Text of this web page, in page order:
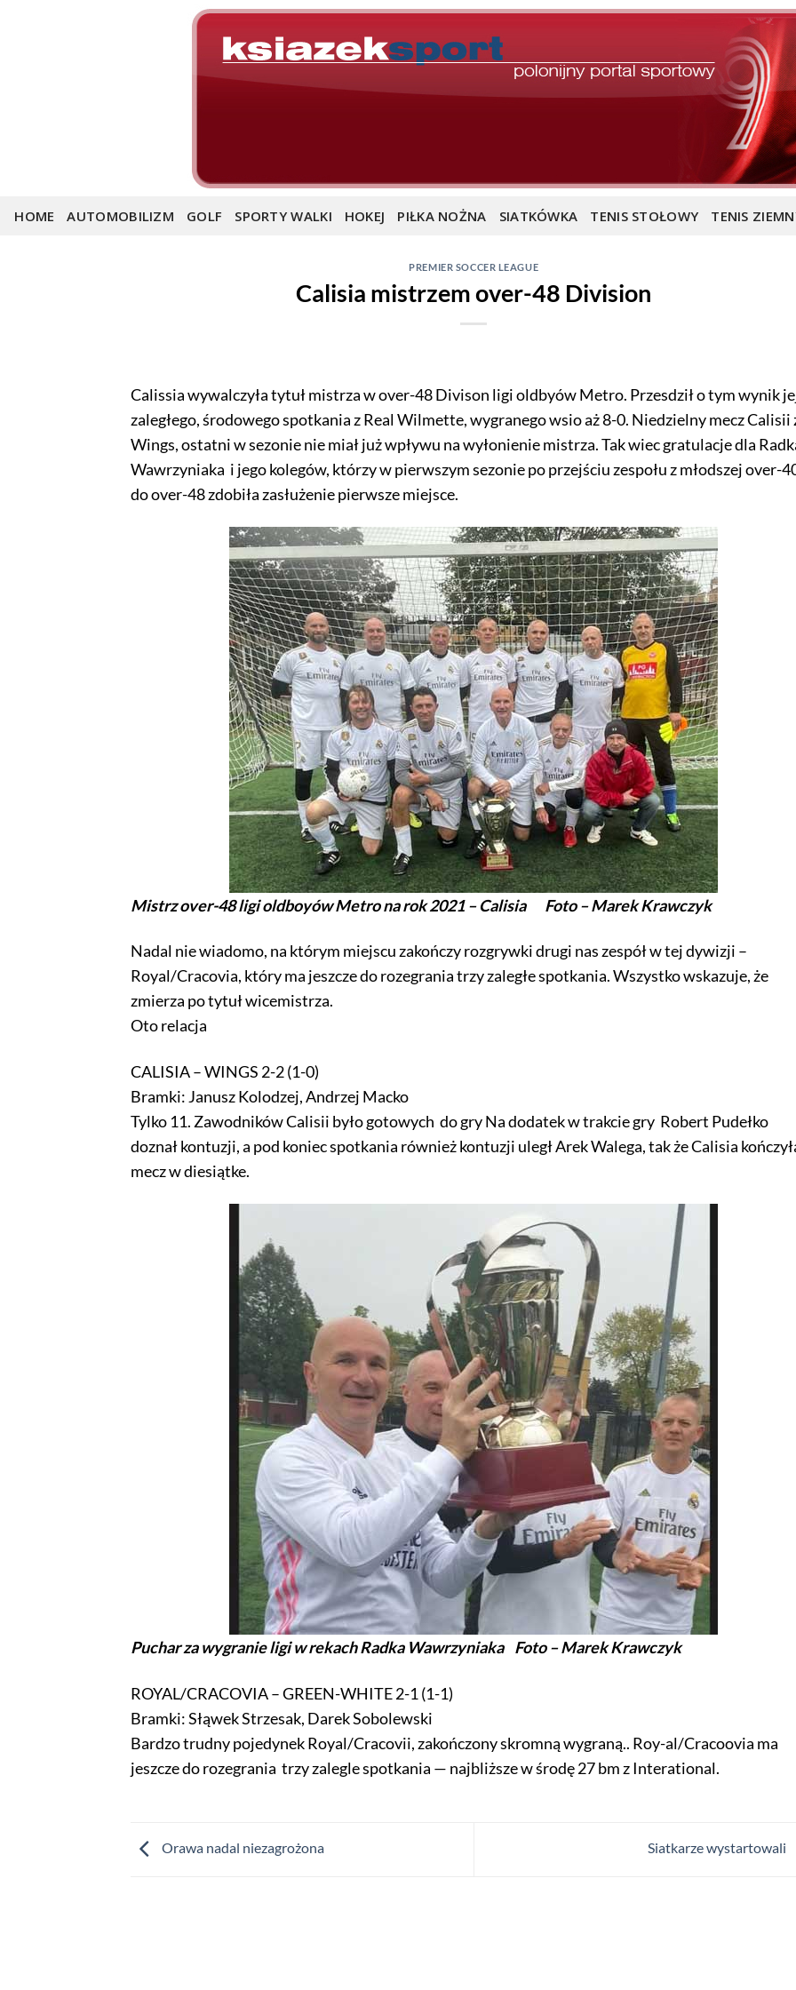
HOME AUTOMOBILIZM GOLF SPORTY WALKI HOKEJ PIŁKA NOŻNA SIATKÓWKA TENIS STOŁOWY TENIS
PREMIER SOCCER LEAGUE
Calisia mistrzem over-48 Division
Calissia wywalczyła tytuł mistrza w over-48 Divison ligi oldbyów Metro. Przesdził o tym wynik
zaległego, środowego spotkania z Real Wilmette, wygranego wsio aż 8-0. Niedzielny mecz Calisii
Wings, ostatni w sezonie nie miał już wpływu na wyłonienie mistrza. Tak wiec gratulacje dla
Wawrzyniaka i jego kolegów, którzy w pierwszym sezonie po przejściu zespołu z młodszej over-
do over-48 zdobiła zasłużenie pierwsze miejsce.
Mistrz over-48 ligi oldboyów Metro na rok 2021 – Calisia Foto – Marek Krawczyk
Nadal nie wiadomo, na którym miejscu zakończy rozgrywki drugi nas zespół w tej dywizji –
Royal/Cracovia, który ma jeszcze do rozegrania trzy zaległe spotkania. Wszystko wskazuje, że
zmierza po tytuł wicemistrza.
Oto relacja
CALISIA – WINGS 2-2 (1-0)
Bramki: Janusz Kolodzej, Andrzej Macko
Tylko 11. Zawodników Calisii było gotowych do gry Na dodatek w trakcie gry Robert Pudełko
doznał kontuzji, a pod koniec spotkania również kontuzji uległ Arek Walega, tak że Calisia
mecz w diesiątke.
Puchar za wygranie ligi w rekach Radka Wawrzyniaka Foto – Marek Krawczyk
ROYAL/CRACOVIA – GREEN-WHITE 2-1 (1-1)
Bramki: Słąwek Strzesak, Darek Sobolewski
Bardzo trudny pojedynek Royal/Cracovii, zakończony skromną wygraną.. Roy-al/Cracoovia ma
jeszcze do rozegrania trzy zalegle spotkania — najbliższe w środę 27 bm z Interational.
Orawa nadal niezagrożona Siatkarze wystartowali